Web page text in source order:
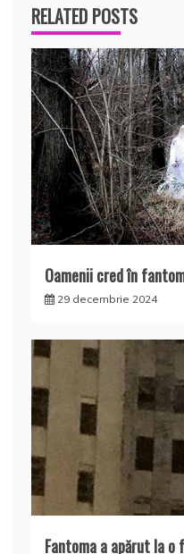
RELATED POSTS
Oamenii cred în
29 decembrie 2024
Fantoma a apărut la